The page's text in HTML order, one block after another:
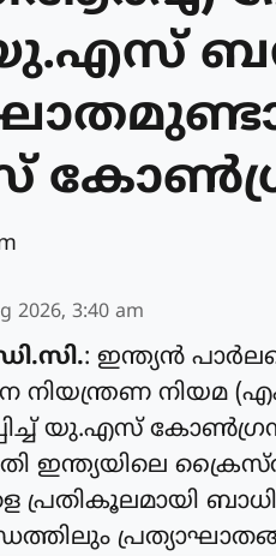
യു.എസ്
2026, 3:40 am
: ഇന്ത്യൻ
നിയന്ത്രണ നിയമ
യു.എസ്
ഇന്ത്യയിലെ
പ്രതികൂലമായി